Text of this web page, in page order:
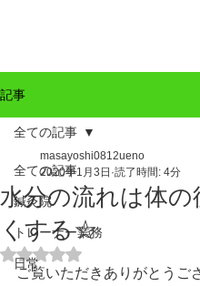
記事
全ての記事
鍼灸院
トレーナー業務
日常
全ての記事
水分の流れは体の
くする☆
masayoshi0812ueno
2020年1月3日 読了時間: 4分
5つ星のうちNaNと評価され
ご覧いただきありがとうご